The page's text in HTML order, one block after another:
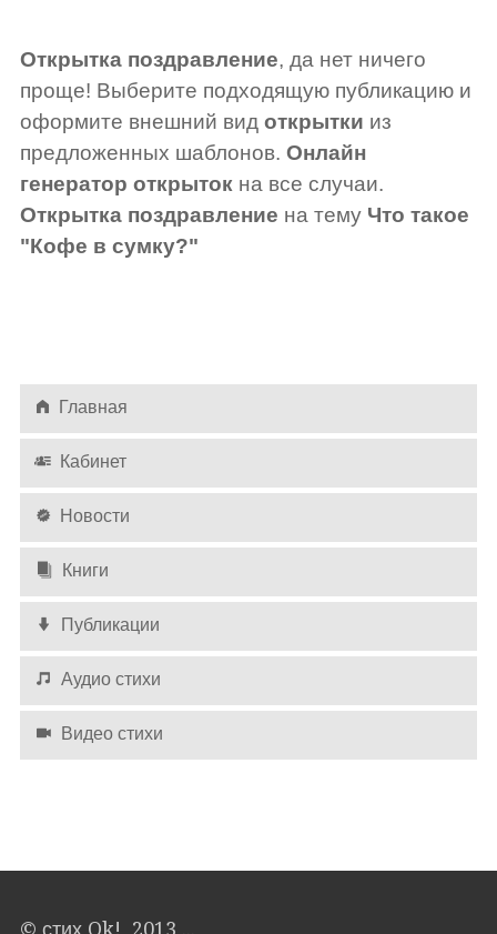
Открытка поздравление, да нет ничего
проще! Выберите подходящую публикацию и
оформите внешний вид открытки из
предложенных шаблонов. Онлайн
генератор открытокна все случаи.
Открытка поздравление на тему Что такое
"Кофе в сумку?"
Главная
Кабинет
Новости
Книги
Публикации
Аудио стихи
Видео стихи